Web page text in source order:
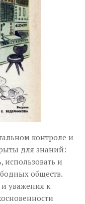
контроле и
для знаний:
использовать и
обществ.
и уважения к